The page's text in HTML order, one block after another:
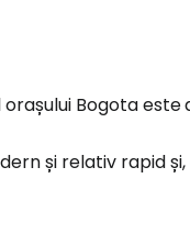
Bogota este
și relativ rapid